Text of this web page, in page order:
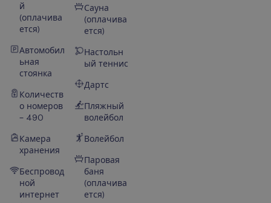
й
(оплачива
ется)
Автомобил
ьная
стоянка
Количеств
о номеров
– 490
Камера
хранения
Беспровод
ной
интернет
Сауна
(оплачива
ется)
Настольн
ый теннис
Дартс
Пляжный
волейбол
Волейбол
Паровая
баня
(оплачива
ется)